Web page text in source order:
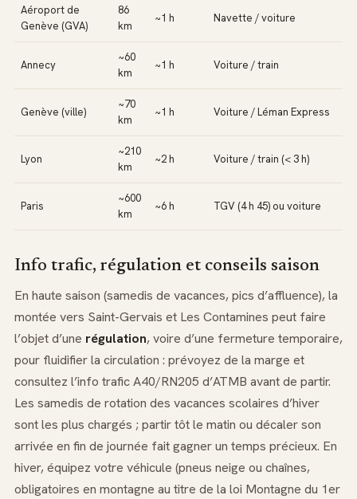
Aéroport de
Genève (GVA)
86
km
~1 h Navette / voiture
Annecy
~60
km
~1 h Voiture / train
Genève (ville)
~70
km
~1 h Voiture / Léman Express
Lyon
~210
km
~2 h Voiture / train (< 3 h)
Paris
~600
km
~6 h TGV (4 h 45) ou voiture
Info trafic, régulation et conseils saison
En haute saison (samedis de vacances, pics d’affluence), la
montée vers Saint-Gervais et Les Contamines peut faire
l’objet d’une régulation, voire d’une fermeture temporaire,
pour fluidifier la circulation : prévoyez de la marge et
consultez l’info trafic A40/RN205 d’ATMB avant de partir.
Les samedis de rotation des vacances scolaires d’hiver
sont les plus chargés ; partir tôt le matin ou décaler son
arrivée en fin de journée fait gagner un temps précieux. En
hiver, équipez votre véhicule (pneus neige ou chaînes,
obligatoires en montagne au titre de la loi Montagne du 1er